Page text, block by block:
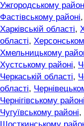
Ужгородському
Фастівському районі,
Харківській області,
області,
Хмельницькому
Хустському районі,
Черкаській області,
області,
Чернігівському районі
Чугуївському районі,